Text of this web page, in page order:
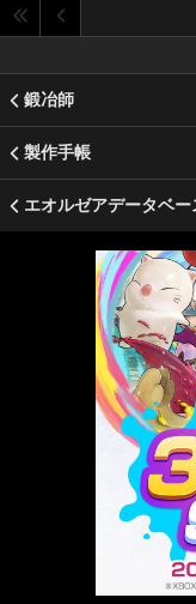
鍛冶師
製作手帳
エオルゼアデータベー